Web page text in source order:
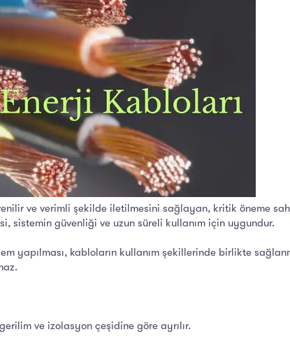
ve verimli şekilde iletilmesini sağlayan, kritik öneme
sistemin güvenliği ve uzun süreli kullanım için uygundur.
yapılması, kabloların kullanım şekillerinde birlikte
ve izolasyon çeşidine göre ayrılır.